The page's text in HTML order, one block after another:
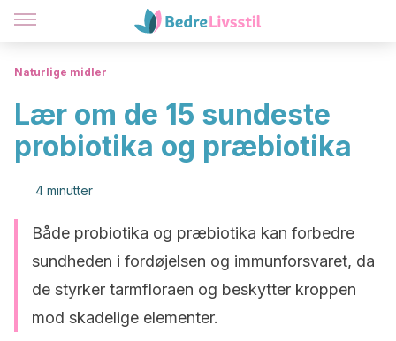
Naturlige midler
Lær om de 15 sundeste
probiotika og præbiotika
4 minutter
Både probiotika og præbiotika kan forbedre
sundheden i fordøjelsen og immunforsvaret, da
de styrker tarmfloraen og beskytter kroppen
mod skadelige elementer.